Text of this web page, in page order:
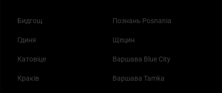
Бидгощ
Гдиня
Катовіце
Краків
Познань Posnania
Щецин
Варшава Blue City
Варшава Tamka